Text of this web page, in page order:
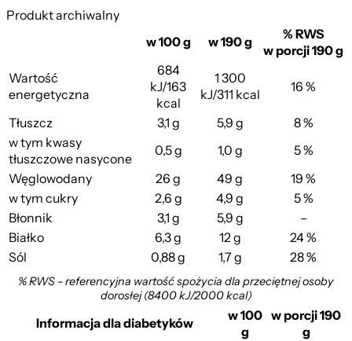
Produkt archiwalny
w 100 g
w 190 g
% RWS
w porcji 190 g
Wartość
energetyczna
684
kJ/163
kcal
1 300
kJ/311 kcal
16 %
Tłuszcz 3,1 g 5,9 g
8 %
w tym kwasy
tłuszczowe nasycone
0,5 g 1,0 g
5 %
Węglowodany
26 g 49 g
19 %
w tym cukry
2,6 g 4,9 g
5 %
Błonnik
3,1 g 5,9 g
–
Białko
6,3 g 12 g
24 %
Sól
0,88 g 1,7 g 28 %
% RWS - referencyjna wartość spożycia dla przeciętnej osoby
dorosłej (8400 kJ/2000 kcal)
Informacja dla diabetyków
w 100
g
w porcji 190
g